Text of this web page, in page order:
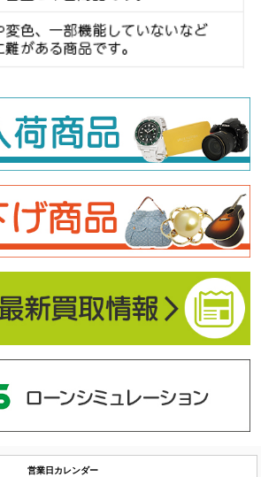
営業日カレンダー